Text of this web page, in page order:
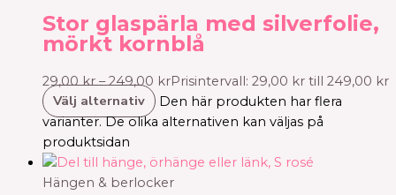
Stor glaspärla med silverfolie,
mörkt kornblå
29,00kr – 249,00 krPrisintervall: 29,00 kr till 249,00 kr
Välj alternativ
Den här produkten har flera
varianter. De olika alternativen kan väljas på
produktsidan
Hängen & berlocker